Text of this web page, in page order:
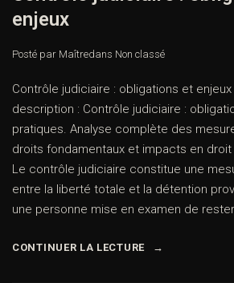
enjeux
Posté par Maîtredans Non classé
Contrôle judiciaire : obligations et
description : Contrôle judiciaire :
pratiques. Analyse complète des
droits fondamentaux et impacts en
Le contrôle judiciaire constitue une
entre la liberté totale et la détention
une personne mise en examen de rester
CONTINUER LA LECTURE